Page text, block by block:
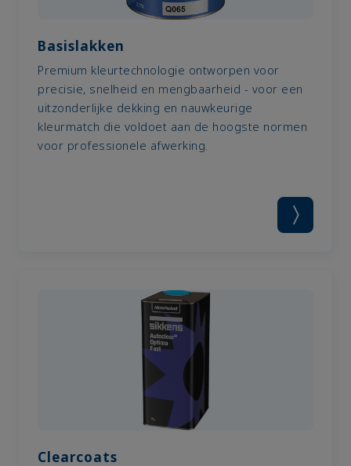
Basislakken
Premium kleurtechnologie ontworpen voor
precisie, snelheid en mengbaarheid - voor een
uitzonderlijke dekking en nauwkeurige
kleurmatch die voldoet aan de hoogste normen
voor professionele afwerking.
Clearcoats